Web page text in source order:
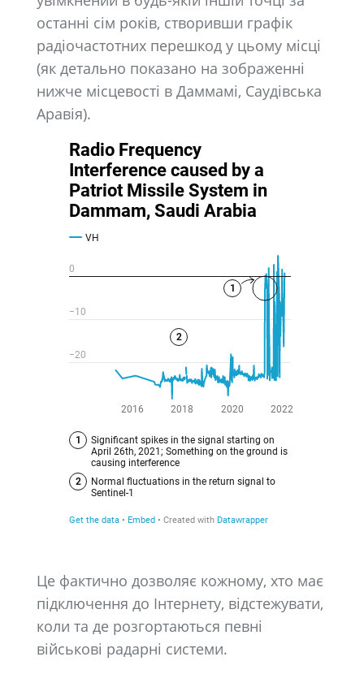
останні сім років, створивши графік
радіочастотних перешкод у цьому місці
(як детально показано на зображенні
нижче місцевості в Даммамі, Саудівська
Аравія).
Це фактично дозволяє кожному, хто має
підключення до Інтернету, відстежувати,
коли та де розгортаються певні
військові радарні системи.